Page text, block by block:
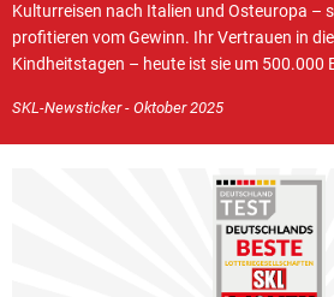
Kulturreisen nach Italien und Osteuropa –
profitieren vom Gewinn. Ihr Vertrauen in
Kindheitstagen – heute ist sie um 500.000
SKL-Newsticker - Oktober 2025